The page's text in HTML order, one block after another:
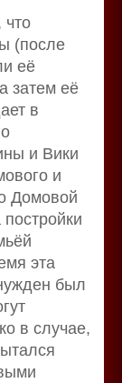
что
(после
её
затем её
в
и Вики
и
Домовой
эта
был
в случае,